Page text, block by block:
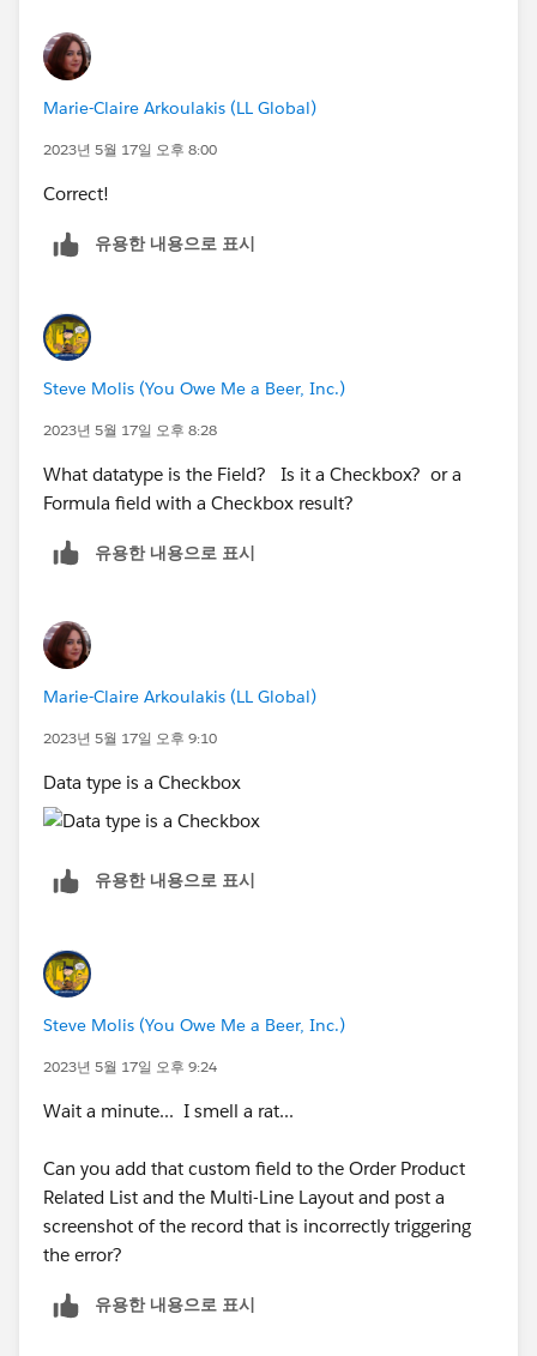
Marie-Claire Arkoulakis (LL Global)
2023년 5월 17일 오후 8:00
Correct!
유용한 내용으로 표시
Steve Molis (You Owe Me a Beer, Inc.)
2023년 5월 17일 오후 8:28
What datatype is the Field? Is it a Checkbox? or a
Formula field with a Checkbox result?
유용한 내용으로 표시
Marie-Claire Arkoulakis (LL Global)
2023년 5월 17일 오후 9:10
Data type is a Checkbox
유용한 내용으로 표시
Steve Molis (You Owe Me a Beer, Inc.)
2023년 5월 17일 오후 9:24
Wait a minute... I smell a rat...
Can you add that custom field to the Order Product
Related List and the Multi-Line Layout and post a
screenshot of the record that is incorrectly triggering
the error?
유용한 내용으로 표시